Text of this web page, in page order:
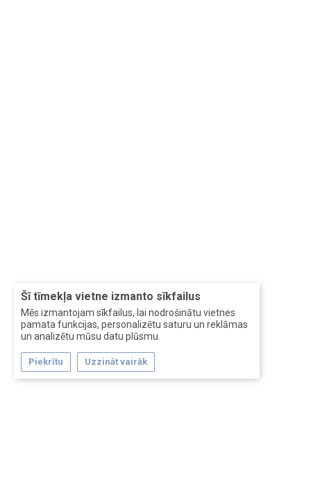
Šī tīmekļa vietne izmanto sīkfailus
Mēs izmantojam sīkfailus, lai nodrošinātu vietnes
pamata funkcijas, personalizētu saturu un reklāmas
un analizētu mūsu datu plūsmu.
Piekrītu Uzzināt vairāk